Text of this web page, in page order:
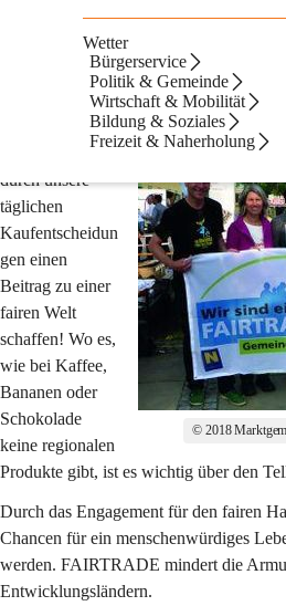
Wetter
Bürgerservice
Politik & Gemeinde
Wirtschaft & Mobilität
Bildung & Soziales
Freizeit & Naherholung
FAIRTRADE
Gemeinde
🌎 Ober-Grafendorf ist
© 2018
Wir alle können
durch unsere
täglichen
Kaufentscheidun
gen einen
Beitrag zu einer
fairen Welt
schaffen! Wo es,
wie bei Kaffee,
Bananen oder
Schokolade
keine regionalen
Produkte gibt, ist es wichtig über den
Durch das Engagement für den fairen
Chancen für ein menschenwürdiges
werden. FAIRTRADE mindert die
Entwicklungsländern.